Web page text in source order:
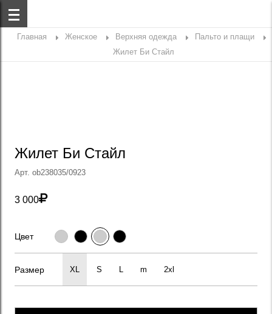
Главная Женское Верхняя одежда
Пальто и плащи
Жилет Би Стайл
Жилет Би Стайл
Арт. ob238035/0923
3 000
Цвет
Размер XL S L m 2xl